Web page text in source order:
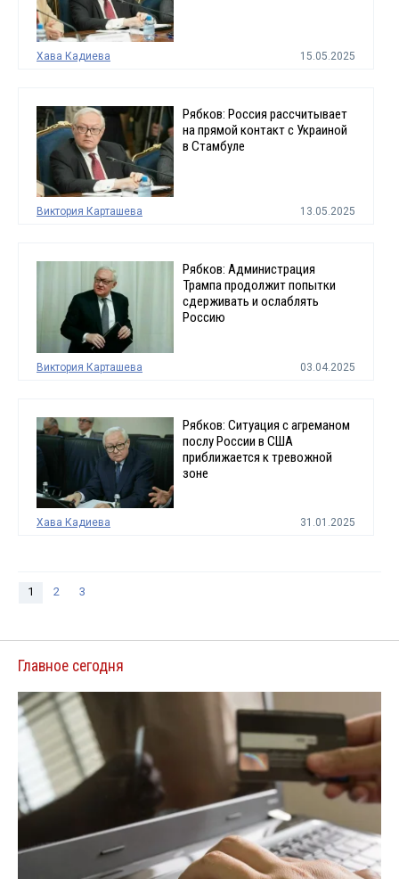
Хава Кадиева 15.05.2025
Рябков: Россия рассчитывает
на прямой контакт с Украиной
в Стамбуле
Виктория Карташева 13.05.2025
Рябков: Администрация
Трампа продолжит попытки
сдерживать и ослаблять
Россию
Виктория Карташева 03.04.2025
Рябков: Ситуация с агреманом
послу России в США
приближается к тревожной
зоне
Хава Кадиева 31.01.2025
1 2 3
Главное сегодня